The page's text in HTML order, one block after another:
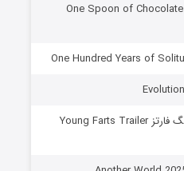
دانلود فیلم یک قاشق شکلات One Spoon of Chocolate
دانلود مستند قطعات تریلر یانگ فارتز Young Farts Trailer